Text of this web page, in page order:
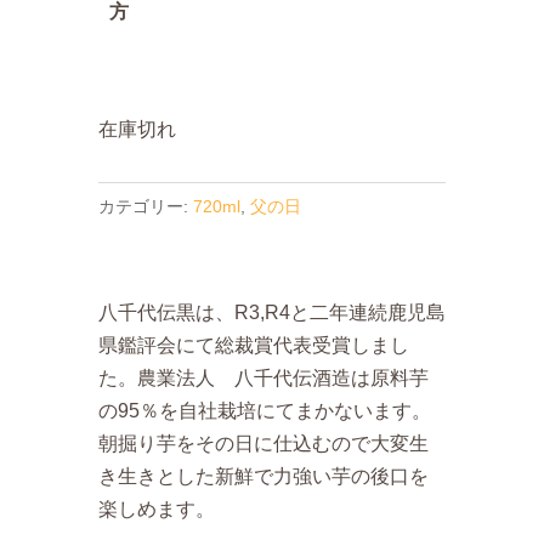
方
在庫切れ
カテゴリー: 720ml, 父の日
八千代伝黒は、R3,R4と二年連続鹿児島
県鑑評会にて総裁賞代表受賞しまし
た。農業法人 八千代伝酒造は原料芋
の95％を自社栽培にてまかないます。
朝掘り芋をその日に仕込むので大変生
き生きとした新鮮で力強い芋の後口を
楽しめます。